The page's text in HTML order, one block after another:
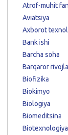
Atrof-muhit
Aviatsiya
Axborot
Bank ishi
Barcha soha
Barqaror
Biofizika
Biokimyo
Biologiya
Biomeditsina
Biotexnologiya